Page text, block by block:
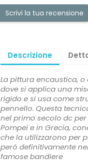
Scrivi la tua recensione
Descrizione
La pittura encaustica,
dove si applica una
rigido e si usa come
pennello. Questa
nel primo secolo dc
Pompei e in Grecia,
che la utilizzarono per
però definitivamente
famose bandiere